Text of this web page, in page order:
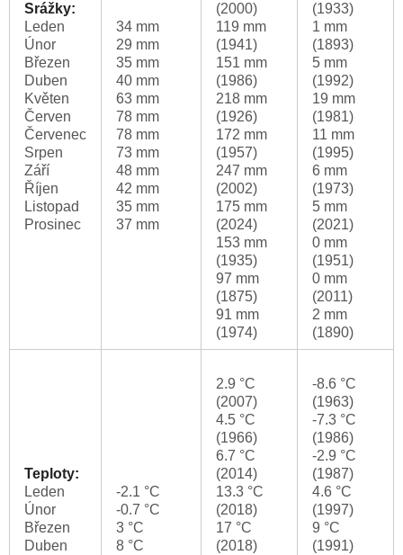
Srážky:
Leden
Únor
Březen
Duben
Květen
Červen
Červenec
Srpen
Září
Říjen
Listopad
Prosinec
34 mm
29 mm
35 mm
40 mm
63 mm
78 mm
78 mm
73 mm
48 mm
42 mm
35 mm
37 mm
(2000)
119 mm
(1941)
151 mm
(1986)
218 mm
(1926)
172 mm
(1957)
247 mm
(2002)
175 mm
(2024)
153 mm
(1935)
97 mm
(1875)
91 mm
(1974)
(1933)
1 mm
(1893)
5 mm
(1992)
19 mm
(1981)
11 mm
(1995)
6 mm
(1973)
5 mm
(2021)
0 mm
(1951)
0 mm
(2011)
2 mm
(1890)
Teploty:
Leden
Únor
Březen
Duben
-2.1 °C
-0.7 °C
3 °C
8 °C
2.9 °C
(2007)
4.5 °C
(1966)
6.7 °C
(2014)
13.3 °C
(2018)
17 °C
(2018)
-8.6 °C
(1963)
-7.3 °C
(1986)
-2.9 °C
(1987)
4.6 °C
(1997)
9 °C
(1991)